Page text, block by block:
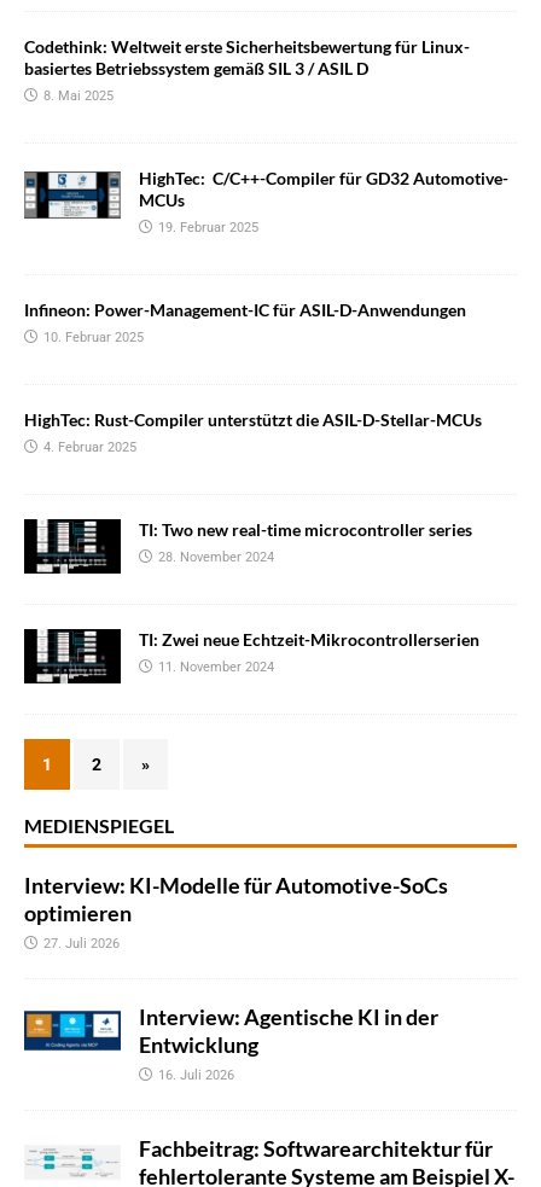
Codethink: Weltweit erste Sicherheitsbewertung für Linux-
basiertes Betriebssystem gemäß SIL 3 / ASIL D
8. Mai 2025
HighTec: C/C++-Compiler für GD32 Automotive-
MCUs
19. Februar 2025
Infineon: Power-Management-IC für ASIL-D-Anwendungen
10. Februar 2025
HighTec: Rust-Compiler unterstützt die ASIL-D-Stellar-MCUs
4. Februar 2025
TI: Two new real-time microcontroller series
28. November 2024
TI: Zwei neue Echtzeit-Mikrocontrollerserien
11. November 2024
1 2 »
MEDIENSPIEGEL
Interview: KI-Modelle für Automotive-SoCs
optimieren
27. Juli 2026
Interview: Agentische KI in der
Entwicklung
16. Juli 2026
Fachbeitrag: Softwarearchitektur für
fehlertolerante Systeme am Beispiel X-